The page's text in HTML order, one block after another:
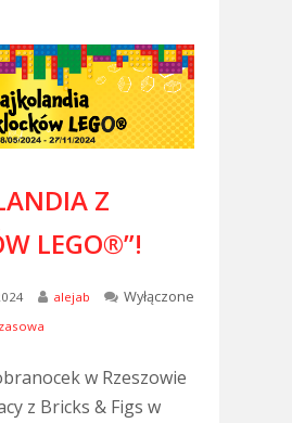
Z
LEGO®”!
alejab Wyłączone
w Rzeszowie
z Bricks & Figs w